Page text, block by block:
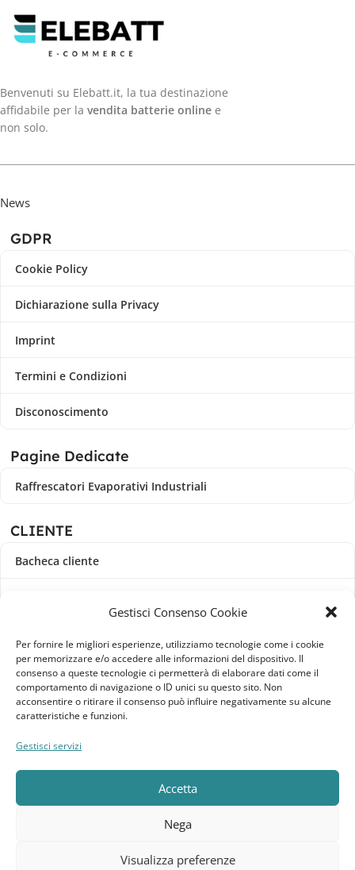
Gestisci Consenso Cookie
Per fornire le migliori esperienze, utilizziamo tecnologie come i cookie
per memorizzare e/o accedere alle informazioni del dispositivo. Il
consenso a queste tecnologie ci permetterà di elaborare dati come il
comportamento di navigazione o ID unici su questo sito. Non
acconsentire o ritirare il consenso può influire negativamente su alcune
caratteristiche e funzioni.
Gestisci servizi
Accetta
Nega
Visualizza preferenze
Benvenuti su Elebatt.it, la tua destinazione
affidabile per la vendita batterie online e
non solo.
News
GDPR
Cookie Policy
Dichiarazione sulla Privacy
Imprint
Termini e Condizioni
Disconoscimento
Pagine Dedicate
Raffrescatori Evaporativi Industriali
CLIENTE
Bacheca cliente
Indirizzi
Metodi di pagamento
Dettagli account
Lista dei desideri
Realizzato da